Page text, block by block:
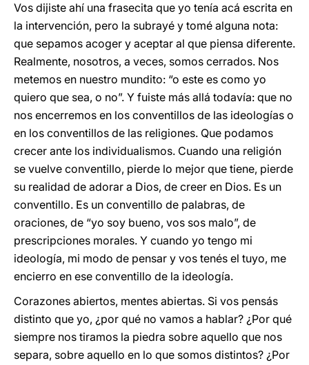
Vos dijiste ahí una frasecita que yo tenía acá escrita en
la intervención, pero la subrayé y tomé alguna nota:
que sepamos acoger y aceptar al que piensa diferente.
Realmente, nosotros, a veces, somos cerrados. Nos
metemos en nuestro mundito: “o este es como yo
quiero que sea, o no”. Y fuiste más allá todavía: que no
nos encerremos en los conventillos de las ideologías o
en los conventillos de las religiones. Que podamos
crecer ante los individualismos. Cuando una religión
se vuelve conventillo, pierde lo mejor que tiene, pierde
su realidad de adorar a Dios, de creer en Dios. Es un
conventillo. Es un conventillo de palabras, de
oraciones, de “yo soy bueno, vos sos malo”, de
prescripciones morales. Y cuando yo tengo mi
ideología, mi modo de pensar y vos tenés el tuyo, me
encierro en ese conventillo de la ideología.
Corazones abiertos, mentes abiertas. Si vos pensás
distinto que yo, ¿por qué no vamos a hablar? ¿Por qué
siempre nos tiramos la piedra sobre aquello que nos
separa, sobre aquello en lo que somos distintos? ¿Por